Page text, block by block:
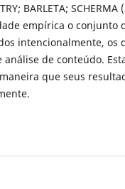
BARLETA;
empírica o conjunto
intencionalmente, os
análise de conteúdo.
que seus